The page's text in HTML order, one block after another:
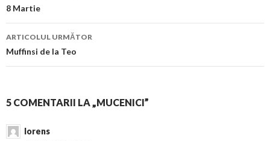
în
articol
8 Martie
ARTICOLUL URMĂTOR
Muffinsi de la Teo
5 COMENTARII LA „MUCENICI”
lorens